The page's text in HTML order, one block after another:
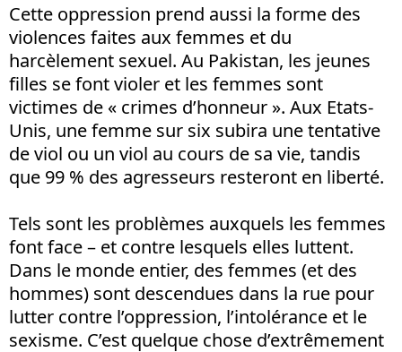
Cette oppression prend aussi la forme des
violences faites aux femmes et du
harcèlement sexuel. Au Pakistan, les jeunes
filles se font violer et les femmes sont
victimes de « crimes d’honneur ». Aux Etats-
Unis, une femme sur six subira une tentative
de viol ou un viol au cours de sa vie, tandis
que 99 % des agresseurs resteront en liberté.
Tels sont les problèmes auxquels les femmes
font face – et contre lesquels elles luttent.
Dans le monde entier, des femmes (et des
hommes) sont descendues dans la rue pour
lutter contre l’oppression, l’intolérance et le
sexisme. C’est quelque chose d’extrêmement